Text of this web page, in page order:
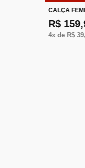
CALÇA
R$
4x de R$